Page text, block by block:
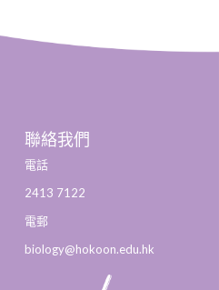
聯絡我們
電話
2413 7122
電郵
biology@hokoon.edu.hk​